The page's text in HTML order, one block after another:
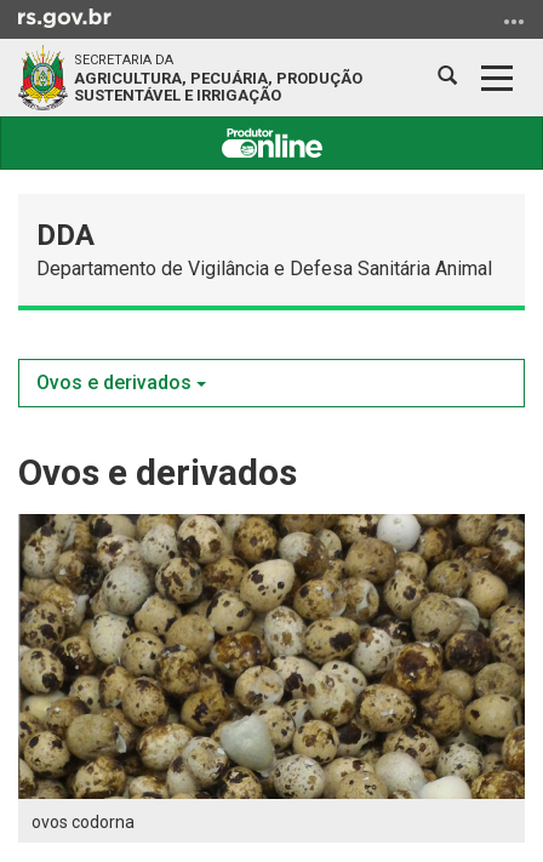
para
conteúdo
SECRETARIA DA
AGRICULTURA, PECUÁRIA, PRODUÇÃO
SUSTENTÁVEL E IRRIGAÇÃO
Abrir
conteúdo
DDA
Departamento de Vigilância e Defesa Sanitária Animal
Ovos e derivados
Ovos e derivados
ovos codorna